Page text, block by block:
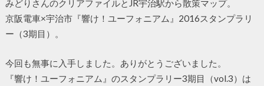
みどりさんのクリアファイルとJR宇治駅から散策マップ。
京阪電車×宇治市『響け！ユーフォニアム』2016スタンプラリ
ー（3期目）。
今回も無事に入手しました。ありがとうございました。
『響け！ユーフォニアム』のスタンプラリー3期目（vol.3）は